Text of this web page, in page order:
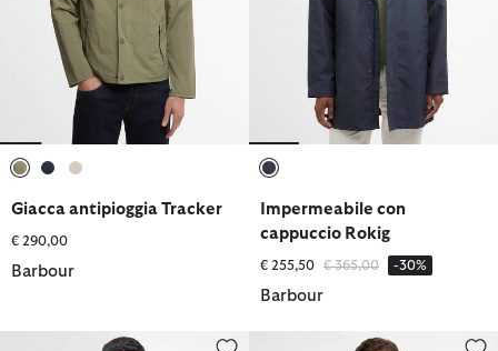
Giacca antipioggia Tracker
€ 290,00
Barbour
Impermeabile con
cappuccio Rokig
€ 255,50 Prezzo ridotto da
€ 365,00a -30%
Barbour
Giacca impermeabile Modern BeaufortGiacca impermeabile